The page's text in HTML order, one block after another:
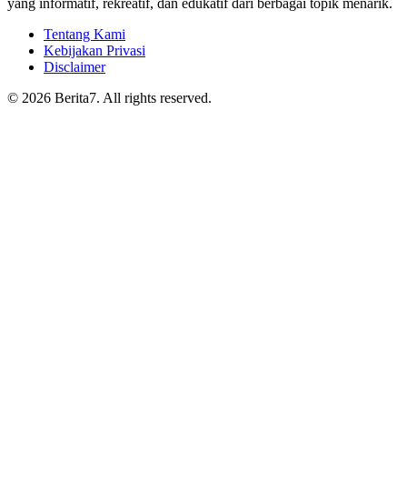
yang informatif, rekreatif, dan edukatif dari berbagai topik menarik.
Tentang Kami
Kebijakan Privasi
Disclaimer
© 2026 Berita7. All rights reserved.